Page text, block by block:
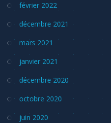
février 2022
décembre 2021
mars 2021
janvier 2021
décembre 2020
octobre 2020
juin 2020